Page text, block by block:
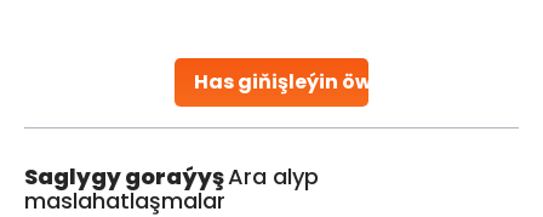
Has giňişleýin öwreniň
Studies, such as one published
Saglygy goraýyşAra alyp
maslahatlaşmalar